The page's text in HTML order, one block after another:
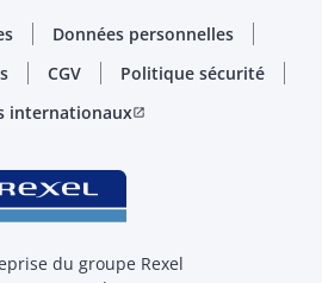
Données personnelles
CGV
Politique sécurité
internationauxopen_in_new
du groupe Rexel